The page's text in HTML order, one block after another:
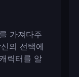
가져다주
의 선택에
릭터를 알